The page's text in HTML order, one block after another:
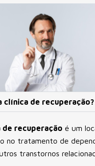
clínica de recuperação?
de recuperação é um
no tratamento de
transtornos